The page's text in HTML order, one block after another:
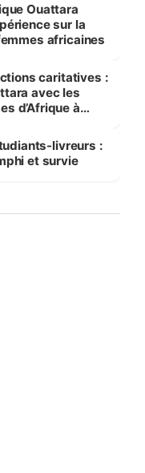
Ouattara
sur la
africaines
caritatives :
avec les
d’Afrique à
livreurs :
et survie